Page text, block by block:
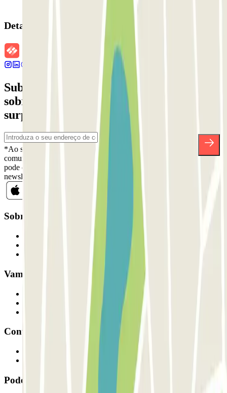
Detalhes da reserva
Subscreva a nossa newsletter e saiba mais
sobre descontos, sorteios e muitas outras
surpresas.
*Ao subscrever, aceita a nossa Política de Privacidade para receber
comunicações comerciais da Parclick. Sem qualquer obrigação,
pode cancelar a sua subscrição sempre que quiser na mesma
newsletter.
Sobre a Parclick
Os nossos parques de estacionamento
Vamos colaborar?
Fornecedor de estacionamento
Contacto
Pode utilizar estes métodos de pagamento: